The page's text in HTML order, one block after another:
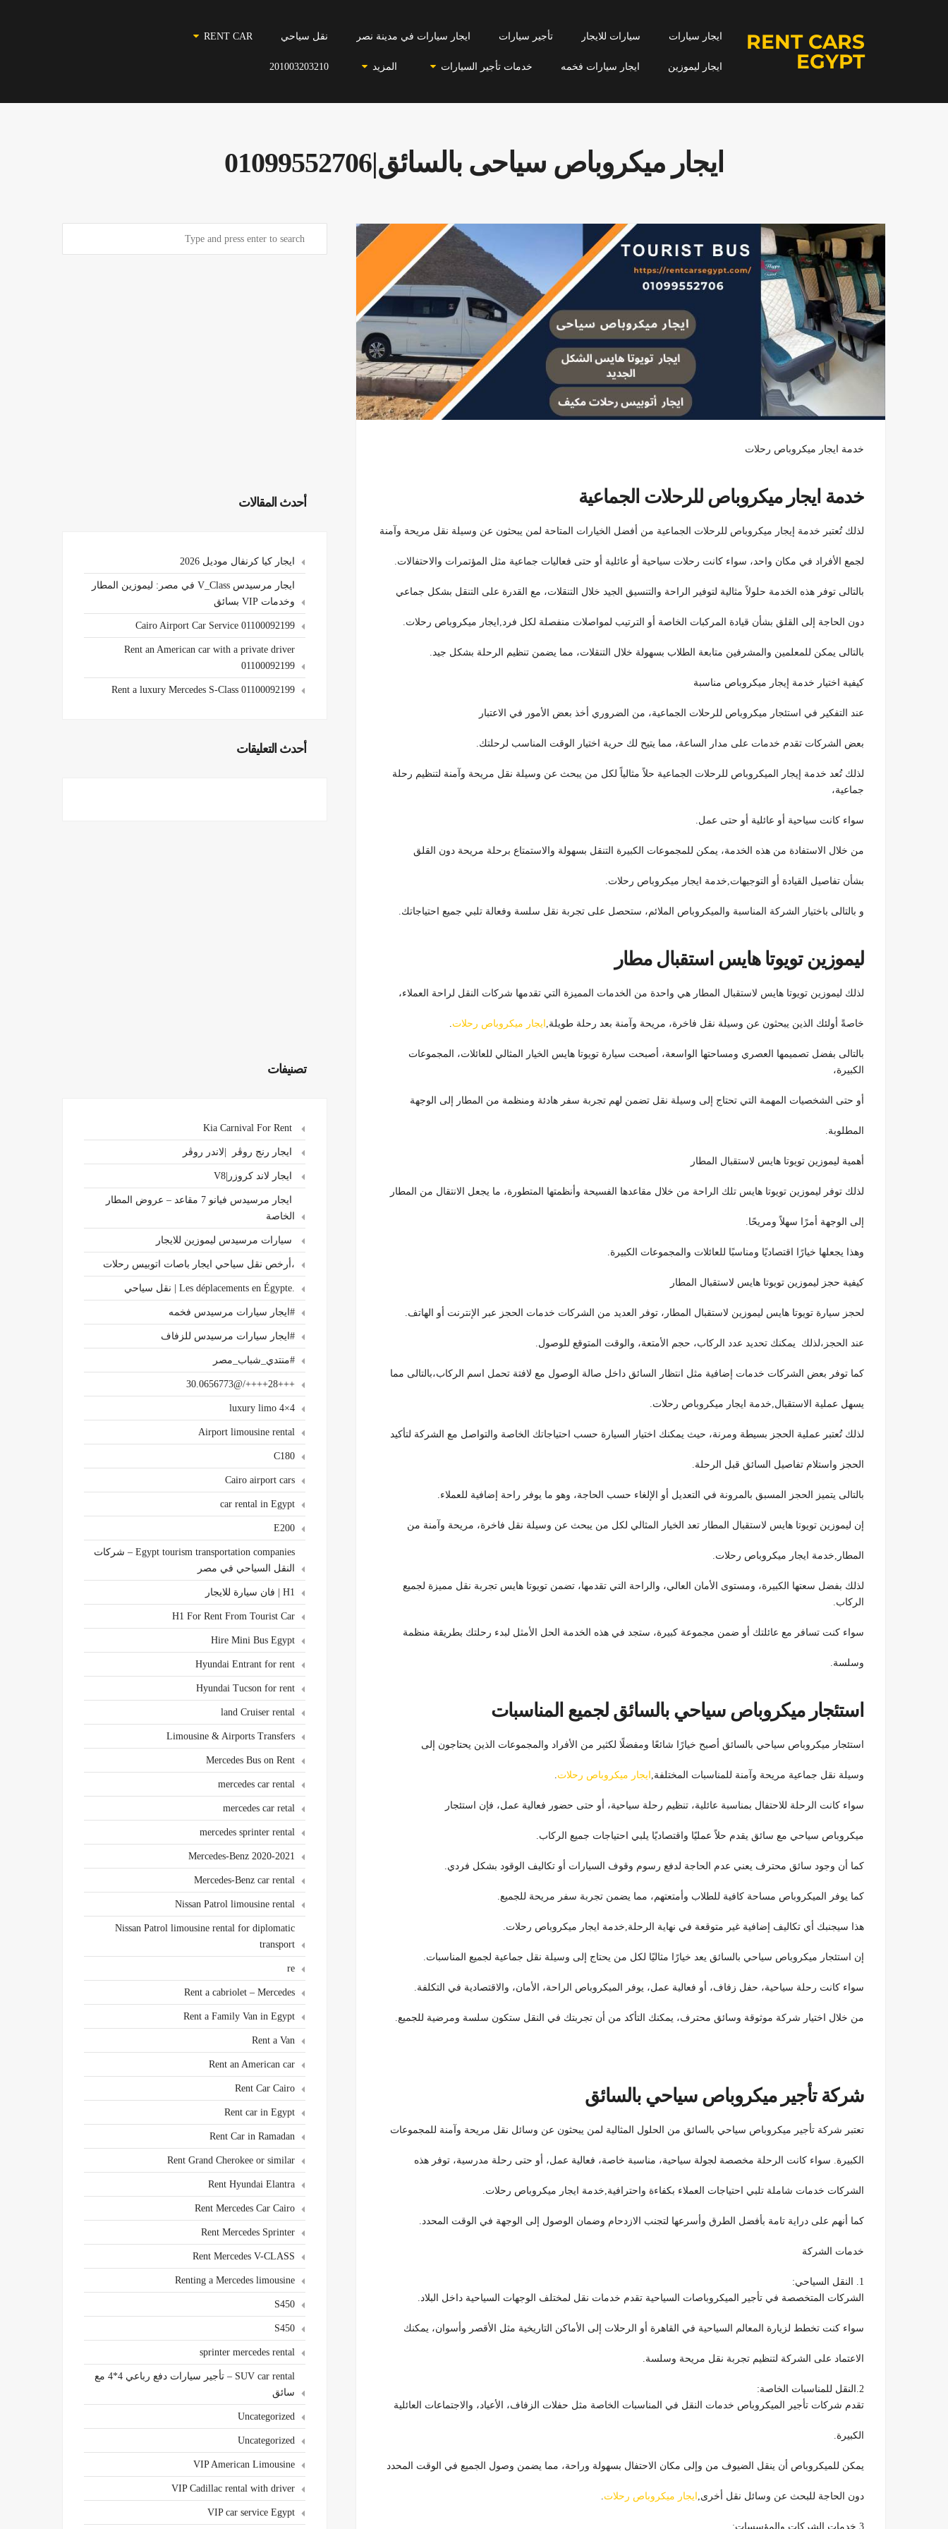
RENT CARS
EGYPT
ايجار سيارات سيارات للايجار تأجير سيارات ايجار سيارات في مدينة نصر نقل سياحي RENT CAR
ايجار ليموزين ايجار سيارات فخمه خدمات تأجير السيارات المزيد 201003203210
ايجار ميكروباص سياحى بالسائق|01099552706
خدمة ايجار ميكروباص رحلات
خدمة ايجار ميكروباص للرحلات الجماعية
لذلك تُعتبر خدمة إيجار ميكروباص للرحلات الجماعية من أفضل الخيارات المتاحة لمن يبحثون عن وسيلة نقل مريحة وآمنة
لجمع الأفراد في مكان واحد، سواء كانت رحلات سياحية أو عائلية أو حتى فعاليات جماعية مثل المؤتمرات والاحتفالات.
بالتالى توفر هذه الخدمة حلولاً مثالية لتوفير الراحة والتنسيق الجيد خلال التنقلات، مع القدرة على التنقل بشكل جماعي
دون الحاجة إلى القلق بشأن قيادة المركبات الخاصة أو الترتيب لمواصلات منفصلة لكل فرد,ايجار ميكروباص رحلات.
بالتالى يمكن للمعلمين والمشرفين متابعة الطلاب بسهولة خلال التنقلات، مما يضمن تنظيم الرحلة بشكل جيد.
كيفية اختيار خدمة إيجار ميكروباص مناسبة
عند التفكير في استئجار ميكروباص للرحلات الجماعية، من الضروري أخذ بعض الأمور في الاعتبار
بعض الشركات تقدم خدمات على مدار الساعة، مما يتيح لك حرية اختيار الوقت المناسب لرحلتك.
لذلك تُعد خدمة إيجار الميكروباص للرحلات الجماعية حلاً مثالياً لكل من يبحث عن وسيلة نقل مريحة وآمنة لتنظيم رحلة
جماعية،
سواء كانت سياحية أو عائلية أو حتى عمل.
من خلال الاستفادة من هذه الخدمة، يمكن للمجموعات الكبيرة التنقل بسهولة والاستمتاع برحلة مريحة دون القلق
بشأن تفاصيل القيادة أو التوجيهات,خدمة ايجار ميكروباص رحلات.
و بالتالى باختيار الشركة المناسبة والميكروباص الملائم، ستحصل على تجربة نقل سلسة وفعالة تلبي جميع احتياجاتك.
ليموزين تويوتا هايس استقبال مطار
لذلك ليموزين تويوتا هايس لاستقبال المطار هي واحدة من الخدمات المميزة التي تقدمها شركات النقل لراحة العملاء،
خاصةً أولئك الذين يبحثون عن وسيلة نقل فاخرة، مريحة وآمنة بعد رحلة طويلة, ايجار ميكروباص رحلات
بالتالى بفضل تصميمها العصري ومساحتها الواسعة، أصبحت سيارة تويوتا هايس الخيار المثالي للعائلات، المجموعات
الكبيرة،
أو حتى الشخصيات المهمة التي تحتاج إلى وسيلة نقل تضمن لهم تجربة سفر هادئة ومنظمة من المطار إلى الوجهة
المطلوبة.
أهمية ليموزين تويوتا هايس لاستقبال المطار
لذلك توفر ليموزين تويوتا هايس تلك الراحة من خلال مقاعدها الفسيحة وأنظمتها المتطورة، ما يجعل الانتقال من المطار
إلى الوجهة أمرًا سهلاً ومريحًا.
وهذا يجعلها خيارًا اقتصاديًا ومناسبًا للعائلات والمجموعات الكبيرة.
كيفية حجز ليموزين تويوتا هايس لاستقبال المطار
لحجز سيارة تويوتا هايس ليموزين لاستقبال المطار، توفر العديد من الشركات خدمات الحجز عبر الإنترنت أو الهاتف.
عند الحجز،لذلك يمكنك تحديد عدد الركاب، حجم الأمتعة، والوقت المتوقع للوصول.
كما توفر بعض الشركات خدمات إضافية مثل انتظار السائق داخل صالة الوصول مع لافتة تحمل اسم الركاب،بالتالى مما
يسهل عملية الاستقبال,خدمة ايجار ميكروباص رحلات.
لذلك تُعتبر عملية الحجز بسيطة ومرنة، حيث يمكنك اختيار السيارة حسب احتياجاتك الخاصة والتواصل مع الشركة لتأكيد
الحجز واستلام تفاصيل السائق قبل الرحلة.
بالتالى يتميز الحجز المسبق بالمرونة في التعديل أو الإلغاء حسب الحاجة، وهو ما يوفر راحة إضافية للعملاء.
إن ليموزين تويوتا هايس لاستقبال المطار تعد الخيار المثالي لكل من يبحث عن وسيلة نقل فاخرة، مريحة وآمنة من
المطار,خدمة ايجار ميكروباص رحلات.
لذلك بفضل سعتها الكبيرة، ومستوى الأمان العالي، والراحة التي تقدمها، تضمن تويوتا هايس تجربة نقل مميزة لجميع
الركاب.
سواء كنت تسافر مع عائلتك أو ضمن مجموعة كبيرة، ستجد في هذه الخدمة الحل الأمثل لبدء رحلتك بطريقة منظمة
وسلسة.
استئجار ميكروباص سياحي بالسائق لجميع المناسبات
استئجار ميكروباص سياحي بالسائق أصبح خيارًا شائعًا ومفضلًا لكثير من الأفراد والمجموعات الذين يحتاجون إلى
وسيلة نقل جماعية مريحة وآمنة للمناسبات المختلفة, ايجار ميكروباص رحلات
سواء كانت الرحلة للاحتفال بمناسبة عائلية، تنظيم رحلة سياحية، أو حتى حضور فعالية عمل، فإن استئجار
ميكروباص سياحي مع سائق يقدم حلاً عمليًا واقتصاديًا يلبي احتياجات جميع الركاب.
كما أن وجود سائق محترف يعني عدم الحاجة لدفع رسوم وقوف السيارات أو تكاليف الوقود بشكل فردي.
كما يوفر الميكروباص مساحة كافية للطلاب وأمتعتهم، مما يضمن تجربة سفر مريحة للجميع.
هذا سيجنبك أي تكاليف إضافية غير متوقعة في نهاية الرحلة,خدمة ايجار ميكروباص رحلات.
إن استئجار ميكروباص سياحي بالسائق يعد خيارًا مثاليًا لكل من يحتاج إلى وسيلة نقل جماعية لجميع المناسبات.
سواء كانت رحلة سياحية، حفل زفاف، أو فعالية عمل، يوفر الميكروباص الراحة، الأمان، والاقتصادية في التكلفة.
من خلال اختيار شركة موثوقة وسائق محترف، يمكنك التأكد من أن تجربتك في النقل ستكون سلسة ومرضية للجميع.
شركة تأجير ميكروباص سياحي بالسائق
تعتبر شركة تأجير ميكروباص سياحي بالسائق من الحلول المثالية لمن يبحثون عن وسائل نقل مريحة وآمنة للمجموعات
الكبيرة. سواء كانت الرحلة مخصصة لجولة سياحية، مناسبة خاصة، فعالية عمل، أو حتى رحلة مدرسية، توفر هذه
الشركات خدمات شاملة تلبي احتياجات العملاء بكفاءة واحترافية,خدمة ايجار ميكروباص رحلات.
كما أنهم على دراية تامة بأفضل الطرق وأسرعها لتجنب الازدحام وضمان الوصول إلى الوجهة في الوقت المحدد.
خدمات الشركة
1. النقل السياحي:
الشركات المتخصصة في تأجير الميكروباصات السياحية تقدم خدمات نقل لمختلف الوجهات السياحية داخل البلاد.
سواء كنت تخطط لزيارة المعالم السياحية في القاهرة أو الرحلات إلى الأماكن التاريخية مثل الأقصر وأسوان، يمكنك
الاعتماد على الشركة لتنظيم تجربة نقل مريحة وسلسة.
2.النقل للمناسبات الخاصة:
تقدم شركات تأجير الميكروباص خدمات النقل في المناسبات الخاصة مثل حفلات الزفاف، الأعياد، والاجتماعات العائلية
الكبيرة.
يمكن للميكروباص أن ينقل الضيوف من وإلى مكان الاحتفال بسهولة وراحة، مما يضمن وصول الجميع في الوقت المحدد
دون الحاجة للبحث عن وسائل نقل أخرى, ايجار ميكروباص رحلات
3.خدمات الشركات والمؤسسات:
أحدث المقالات
ايجار كيا كرنفال موديل 2026
ايجار مرسيدس V_Class في مصر: ليموزين المطار
وخدمات VIP بسائق
Cairo Airport Car Service 01100092199
Rent an American car with a private driver
01100092199
Rent a luxury Mercedes S-Class 01100092199
أحدث التعليقات
تصنيفات
ايجار رنج روڤر |لاندر روڤر
ايجار لاند كروزر|V8
ايجار مرسيدس فيانو 7 مقاعد – عروض المطار
الخاصة
سيارات مرسيدس ليموزين للايجار
،أرخص نقل سياحي ايجار باصات اتوبيس رحلات
.Les déplacements en Égypte | نقل سياحي
#ايجار سيارات مرسيدس فخمه
#ايجار سيارات مرسيدس للزفاف
#منتدي_شباب_مصر
+++28++++/@30.0656773
4×4 luxury limo
Airport limousine rental
C180
Cairo airport cars
car rental in Egypt
E200
Egypt tourism transportation companies – شركات
النقل السياحي في مصر
H1 | فان سيارة للايجار
H1 For Rent From Tourist Car
Hire Mini Bus Egypt
Hyundai Entrant for rent
Hyundai Tucson for rent
land Cruiser rental
Limousine & Airports Transfers
Mercedes Bus on Rent
mercedes car rental
mercedes car retal
mercedes sprinter rental
Mercedes-Benz 2020-2021
Mercedes-Benz car rental
Nissan Patrol limousine rental
Nissan Patrol limousine rental for diplomatic
transport
re
Rent a cabriolet – Mercedes
Rent a Family Van in Egypt
Rent a Van
Rent an American car
Rent Car Cairo
Rent car in Egypt
Rent Car in Ramadan
Rent Grand Cherokee or similar
Rent Hyundai Elantra
Rent Mercedes Car Cairo
Rent Mercedes Sprinter
Rent Mercedes V-CLASS
Renting a Mercedes limousine
S450
S450
sprinter mercedes rental
SUV car rental – تأجير سيارات دفع رباعي 4*4 مع
سائق
Uncategorized
Uncategorized
VIP American Limousine
VIP Cadillac rental with driver
VIP car service Egypt